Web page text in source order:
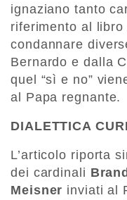
ignaziano tanto
riferimento al
condannare
Bernardo e dalla
quel “sì e no”
al Papa regnante.
DIALETTICA
L’articolo riporta
dei cardinali
Meisner inviati al